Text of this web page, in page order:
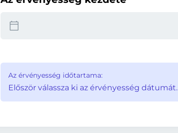
Az érvényesség időtartama:
Először válassza ki az érvényesség dátumát.